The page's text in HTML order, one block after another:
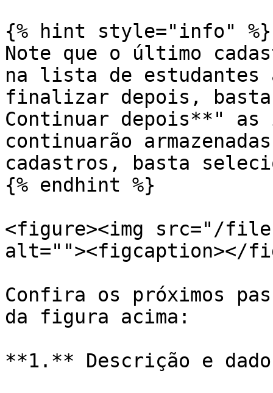
{% hint style="info" %}
Note que o último
na lista de estudantes
finalizar depois,
Continuar depois**" as
continuarão
cadastros, basta
{% endhint %}
<figure><img src="/files/
alt=""><figcaption></
Confira os próximos
da figura acima:
**1.** Descrição e